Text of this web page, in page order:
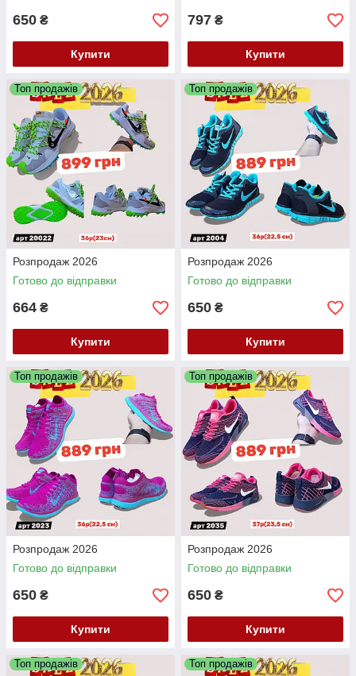
650 ₴
Купити
797 ₴
Купити
Топ продажів
Розпродаж 2026
Готово до відправки
664 ₴
Купити
Топ продажів
Розпродаж 2026
Готово до відправки
650 ₴
Купити
Топ продажів
Розпродаж 2026
Готово до відправки
650 ₴
Купити
Топ продажів
Розпродаж 2026
Готово до відправки
650 ₴
Купити
Топ продажів Топ продажів